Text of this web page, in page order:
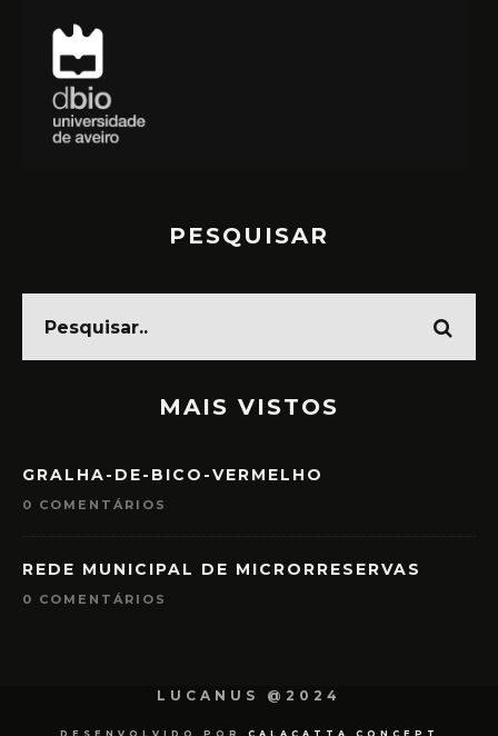
PESQUISAR
MAIS VISTOS
GRALHA-DE-BICO-VERMELHO
0 COMENTÁRIOS
REDE MUNICIPAL DE MICRORRESERVAS
0 COMENTÁRIOS
LUCANUS @2024
DESENVOLVIDO POR CALACATTA CONCEPT